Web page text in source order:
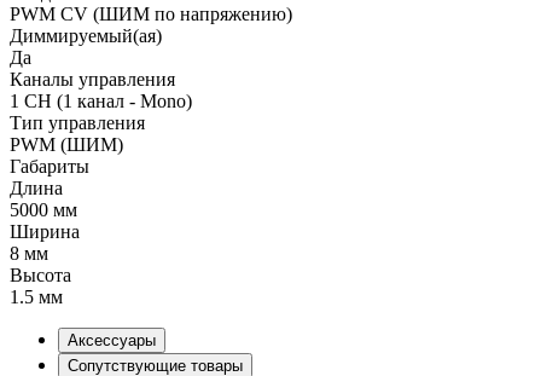
PWM СV (ШИМ по напряжению)
Диммируемый(ая)
Да
Каналы управления
1 CH (1 канал - Mono)
Тип управления
PWM (ШИМ)
Габариты
Длина
5000 мм
Ширина
8 мм
Высота
1.5 мм
Аксессуары
Сопутствующие товары